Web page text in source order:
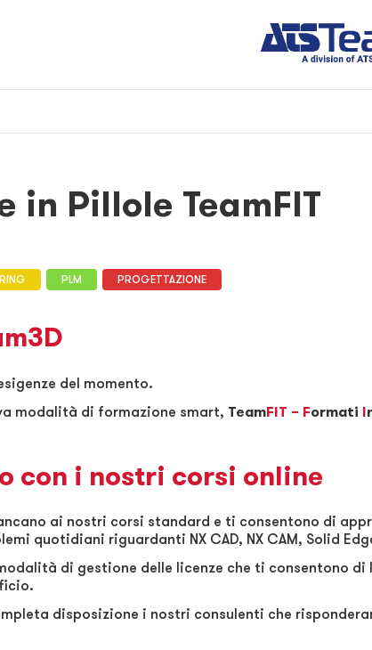
in Pillole TeamFIT
PLM PROGETTAZIONE
del momento.
modalità di formazione smart, TeamFIT – Formati I
con i nostri corsi online
ai nostri corsi standard e ti consentono di
quotidiani riguardanti NX CAD, NX CAM, Solid
di gestione delle licenze che ti consentono di
disposizione i nostri consulenti che